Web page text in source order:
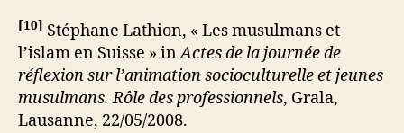
[10] Stéphane Lathion, « Les musulmans et
l’islam en Suisse » inActes de la journée de
réflexion sur l’animation socioculturelle et jeunes
musulmans. Rôle des professionnels, Grala,
Lausanne, 22/05/2008.